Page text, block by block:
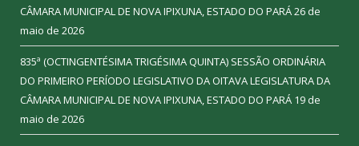
CÂMARA MUNICIPAL DE NOVA IPIXUNA, ESTADO DO PARÁ26 de
maio de 2026
835ª (OCTINGENTÉSIMA TRIGÉSIMA QUINTA) SESSÃO ORDINÁRIA
DO PRIMEIRO PERÍODO LEGISLATIVO DA OITAVA LEGISLATURA DA
CÂMARA MUNICIPAL DE NOVA IPIXUNA, ESTADO DO PARÁ 19 de
maio de 2026